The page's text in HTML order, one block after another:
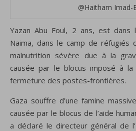
@Haitham Imad-
Yazan Abu Foul, 2 ans, est dans les bras de sa mère,
Naima, dans le camp de réfugiés
malnutrition sévère due à la
causée par le blocus imposé à
fermeture des postes-frontières.
Gaza souffre d’une famine
causée par le blocus de l’aide
a déclaré le directeur général de l’